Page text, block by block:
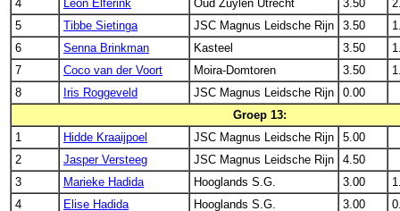
4 Leon Elferink Oud Zuylen Utrecht 3.50
5
Tibbe Sietinga JSC Magnus Leidsche Rijn 3.50
6
Senna Brinkman Kasteel 3.50
7
Coco van der Voort Moira-Domtoren 3.50
8
Iris Roggeveld JSC Magnus Leidsche Rijn
0.00
Groep 13:
1
Hidde Kraaijpoel JSC Magnus Leidsche Rijn
5.00
2
Jasper Versteeg JSC Magnus Leidsche Rijn
4.50
3
Marieke Hadida Hooglands S.G. 3.00
4
Elise Hadida Hooglands S.G. 3.00